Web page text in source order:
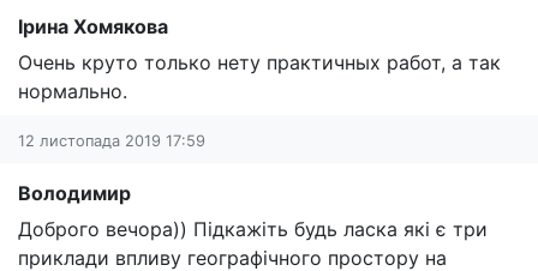
Ірина Хомякова
Очень круто только нету практичных работ, а так
нормально.
12 листопада 2019 17:59
Володимир
Доброго вечора)) Підкажіть будь ласка які є три
приклади впливу географічного простору на